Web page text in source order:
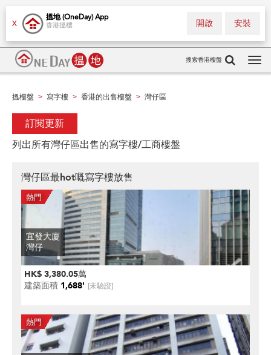
X
搵地 (OneDay) App
香港搵樓 安裝
開啟
搜索香港樓盤
搵樓盤 > 寫字樓 > 香港的出售樓盤 > 灣仔區
訂閱更新
列出所有灣仔區出售的寫字樓/工商樓盤
灣仔區最hot嘅寫字樓放售
宜發大廈
灣仔
HK$ 3,380.05萬
建築面積 1,688' [未驗證]